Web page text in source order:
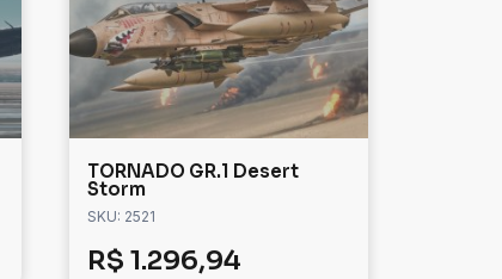
TORNADO GR.1 Desert
Storm
SKU: 2521
R$ 1.296,94